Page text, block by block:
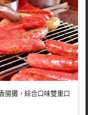
腸攤，綜合口味雙重口